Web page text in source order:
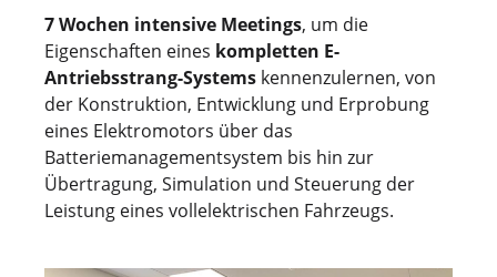
7 Wochen intensive Meetings, um die
Eigenschaften eines kompletten E-
Antriebsstrang-Systems kennenzulernen, von
der Konstruktion, Entwicklung und Erprobung
eines Elektromotors über das
Batteriemanagementsystem bis hin zur
Übertragung, Simulation und Steuerung der
Leistung eines vollelektrischen Fahrzeugs.